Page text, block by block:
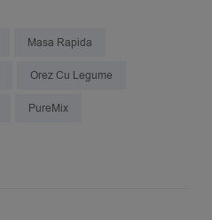
Masa Rapida
Orez Cu Legume
PureMix